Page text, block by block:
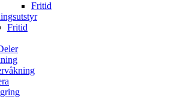
Fritid
Fritid